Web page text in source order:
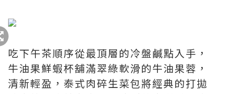
吃下午茶順序從最頂層的冷盤鹹點入手，
牛油果鮮蝦杯舖滿翠綠軟滑的牛油果蓉，
清新輕盈，泰式肉碎生菜包將經典的打拋